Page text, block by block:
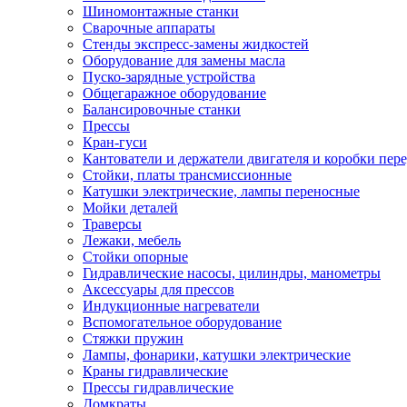
Шиномонтажные станки
Сварочные аппараты
Стенды экспресс-замены жидкостей
Оборудование для замены масла
Пуско-зарядные устройства
Общегаражное оборудование
Балансировочные станки
Прессы
Кран-гуси
Кантователи и держатели двигателя и коробки
Стойки, платы трансмиссионные
Катушки электрические, лампы переносные
Мойки деталей
Траверсы
Лежаки, мебель
Стойки опорные
Гидравлические насосы, цилиндры, манометры
Аксессуары для прессов
Индукционные нагреватели
Вспомогательное оборудование
Стяжки пружин
Лампы, фонарики, катушки электрические
Краны гидравлические
Прессы гидравлические
Домкраты